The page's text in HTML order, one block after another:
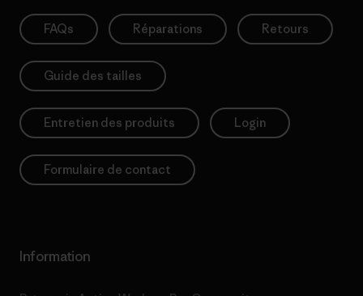
FAQs Réparations Retours
Guide des tailles
Entretien des produits Login
Formulaire de contact
Information